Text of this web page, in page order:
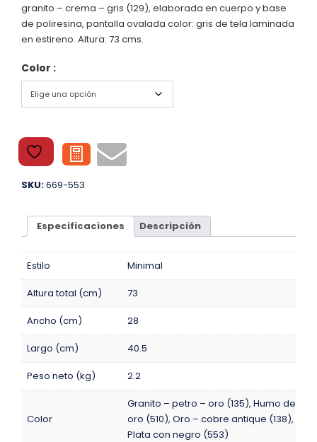
granito – crema – gris (129), elaborada en cuerpo y base
de poliresina, pantalla ovalada color: gris de tela laminada
en estireno. Altura: 73 cms.
Color :
SKU:669-553
Especificaciones Descripción
Estilo Minimal
Altura total (cm) 73
Ancho (cm) 28
Largo (cm) 40.5
Peso neto (kg) 2.2
Color
Granito – petro – oro (135), Humo de
oro (510), Oro – cobre antique (138),
Plata con negro (553)